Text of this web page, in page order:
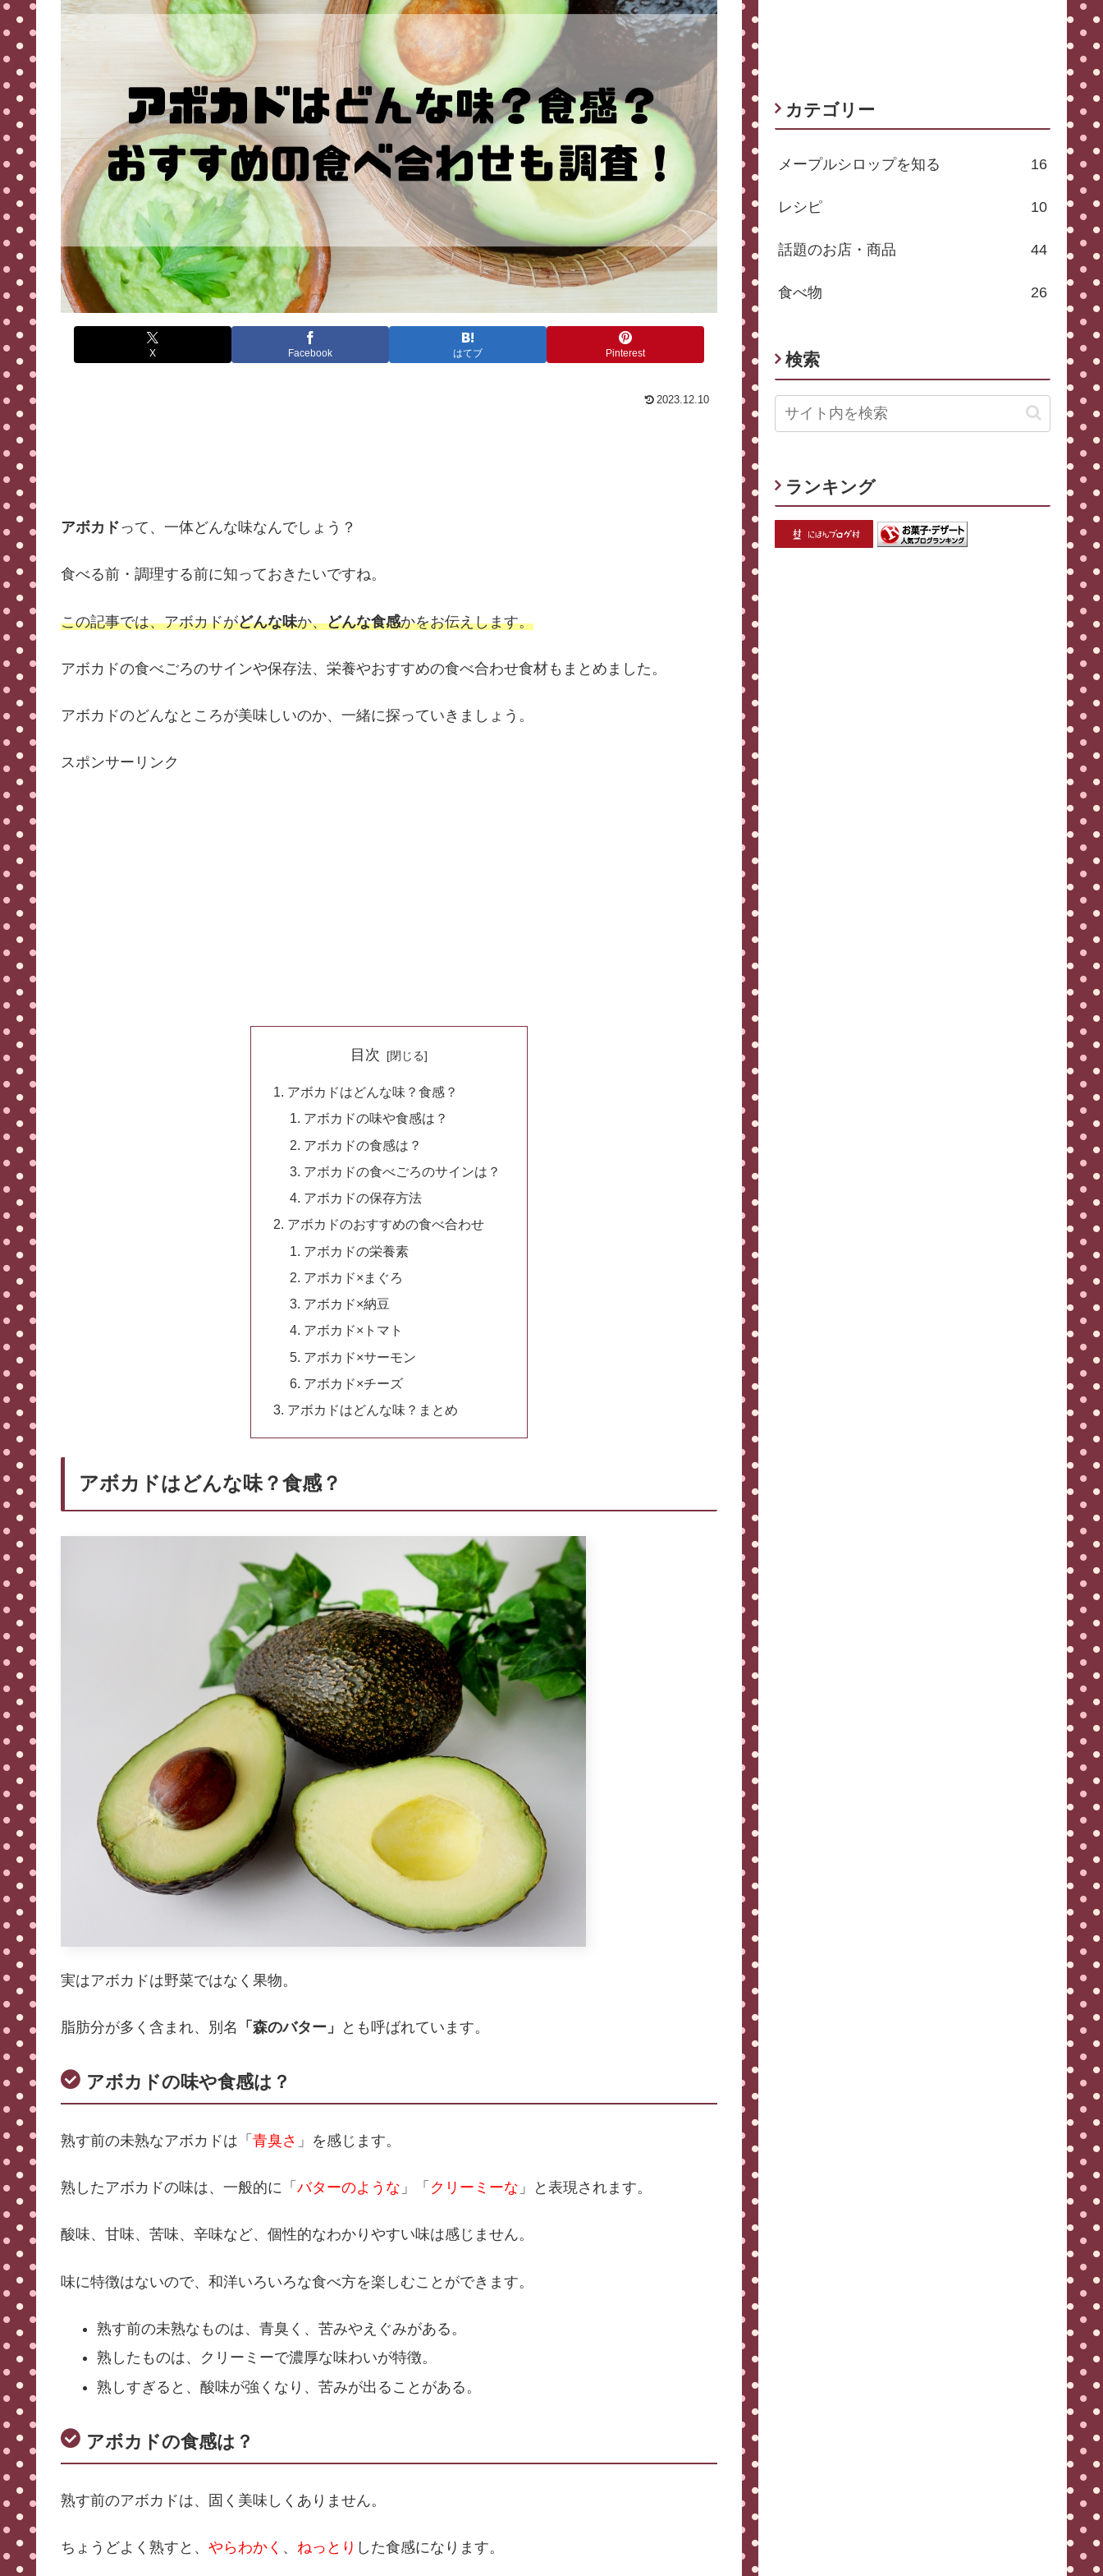
X Facebook はてブ Pinterest
2023.12.10
アボカドって、一体どんな味なんでしょう？
食べる前・調理する前に知っておきたいですね。
この記事では、アボカドがどんな味か、どんな食感かをお伝えします。
アボカドの食べごろのサインや保存法、栄養やおすすめの食べ合わせ食材もまとめました。
アボカドのどんなところが美味しいのか、一緒に探っていきましょう。
スポンサーリンク
目次
アボカドはどんな味？食感？
アボカドの味や食感は？
アボカドの食感は？
アボカドの食べごろのサインは？
アボカドの保存方法
アボカドのおすすめの食べ合わせ
アボカドの栄養素
アボカド×まぐろ
アボカド×納豆
アボカド×トマト
アボカド×サーモン
アボカド×チーズ
アボカドはどんな味？まとめ
アボカドはどんな味？食感？
実はアボカドは野菜ではなく果物。
脂肪分が多く含まれ、別名 「森のバター」 とも呼ばれています。
アボカドの味や食感は？
熟す前の未熟なアボカドは「 青臭さ 」を感じます。
熟したアボカドの味は、一般的に「 バターのような 」「 クリーミーな 」と表現されます。
酸味、甘味、苦味、辛味など、個性的なわかりやすい味は感じません。
味に特徴はないので、和洋いろいろな食べ方を楽しむことができます。
熟す前の未熟なものは、青臭く、苦みやえぐみがある。
熟したものは、クリーミーで濃厚な味わいが特徴。
熟しすぎると、酸味が強くなり、苦みが出ることがある。
アボカドの食感は？
熟す前のアボカドは、固く美味しくありません。
ちょうどよく熟すと、 やらわかく 、 ねっとり した食感になります。
カテゴリー
メープルシロップを知る 16
レシピ 10
話題のお店・商品 44
食べ物 26
検索
ランキング